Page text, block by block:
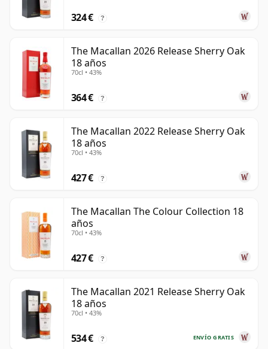
324 € ?
The Macallan 2026 Release Sherry Oak
18 años
70cl • 43%
364 € ?
The Macallan 2022 Release Sherry Oak
18 años
70cl • 43%
427 € ?
The Macallan The Colour Collection 18
años
70cl • 43%
427 € ?
The Macallan 2021 Release Sherry Oak
18 años
70cl • 43%
ENVÍO GRATIS
534 € ?